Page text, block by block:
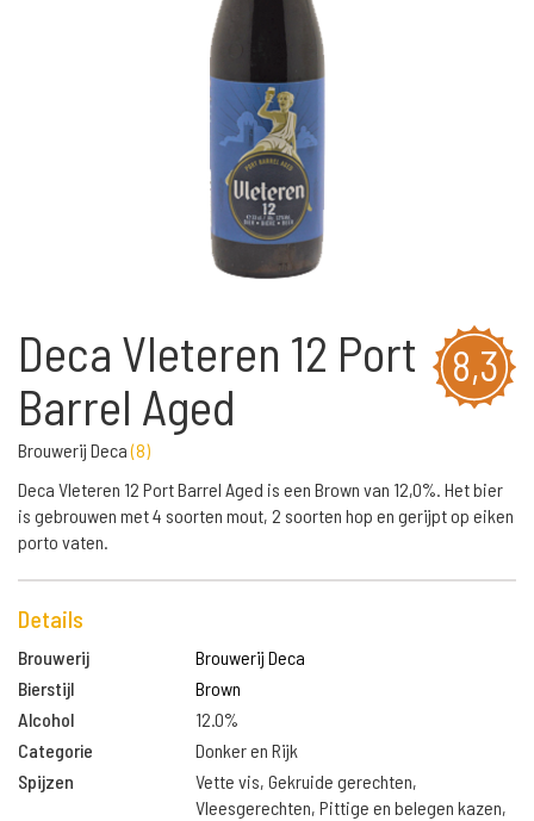
8,3
Deca Vleteren 12 Port
Barrel Aged
Brouwerij Deca(8)
Deca Vleteren 12 Port Barrel Aged is een Brown van 12,0%. Het bier
is gebrouwen met 4 soorten mout, 2 soorten hop en gerijpt op eiken
porto vaten.
Details
Brouwerij
Brouwerij Deca
Bierstijl
Brown
Alcohol
12.0%
Categorie
Donker en Rijk
Spijzen
Vette vis, Gekruide gerechten,
Vleesgerechten, Pittige en belegen kazen,